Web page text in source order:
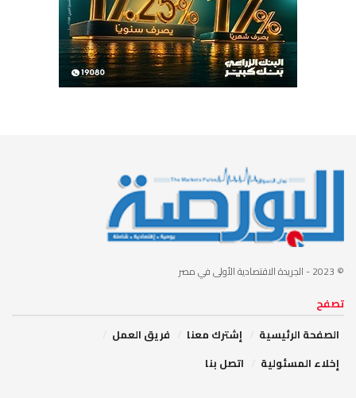
© 2023 - الجريدة الاقتصادية الأولى في مصر
تصفح
الصفحة الرئيسية
إشترك معنا
فريق العمل
إخلاء المسئولية
اتصل بنا